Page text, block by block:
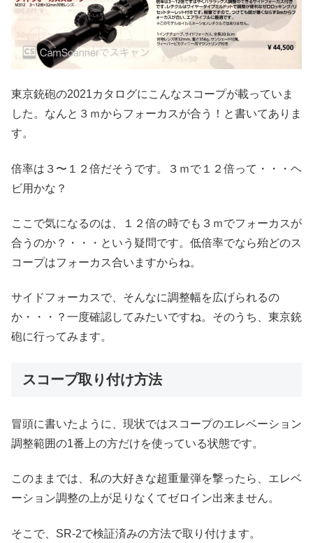
東京銃砲の2021カタログにこんなスコープが載っていま
した。なんと３ｍからフォーカスが合う！と書いてありま
す。
倍率は３〜１２倍だそうです。３ｍで１２倍って・・・ヘ
ビ用かな？
ここで気になるのは、１２倍の時でも３ｍでフォーカスが
合うのか？・・・という疑問です。低倍率でなら殆どのス
コープはフォーカス合いますからね。
サイドフォーカスで、そんなに調整幅を広げられるの
か・・・？一度確認してみたいですね。そのうち、東京銃
砲に行ってみます。
スコープ取り付け方法
冒頭に書いたように、現状ではスコープのエレベーション
調整範囲の1番上の方だけを使っている状態です。
このままでは、私の大好きな超重量弾を撃ったら、エレベ
ーション調整の上が足りなくてゼロイン出来ません。
そこで、SR-2で検証済みの方法で取り付けます。